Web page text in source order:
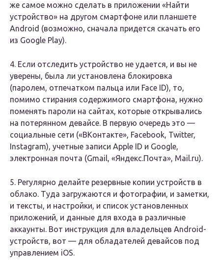
же самое можно сделать в приложении «Найти
устройство» на другом смартфоне или планшете
Android (возможно, сначала придется скачать его
из Google Play).
4. Если отследить устройство не удается, и вы не
уверены, была ли установлена блокировка
(паролем, отпечатком пальца или Face ID), то,
помимо стирания содержимого смартфона, нужно
поменять пароли на сайтах, которые открывались
на потерянном девайсе. В первую очередь это —
социальные сети («ВКонтакте», Facebook, Twitter,
Instagram), учетные записи Apple ID и Google,
электронная почта (Gmail, «Яндекс.Почта», Mail.ru).
5. Регулярно делайте резервные копии устройств в
облако. Туда загружаются и фотографии, и заметки,
и тексты, и настройки, и список установленных
приложений, и данные для входа в различные
аккаунты. Вот инструкция для владельцев Android-
устройств, вот — для обладателей девайсов под
управлением iOS.